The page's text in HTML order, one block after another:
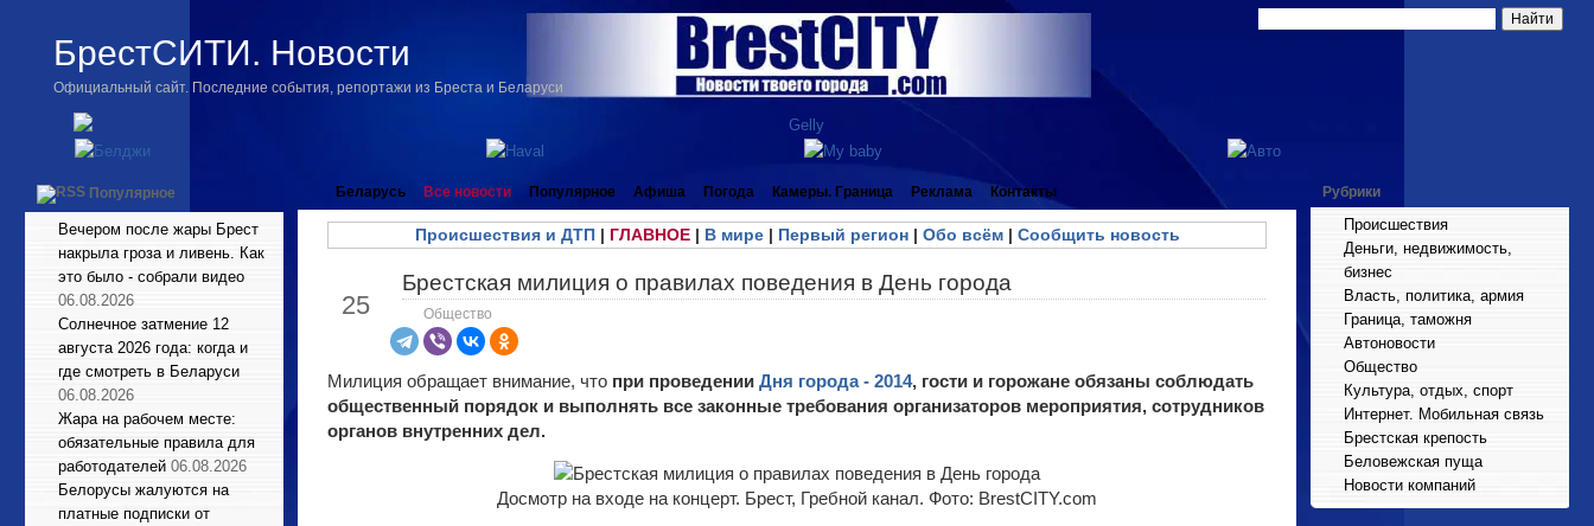
БрестСИТИ. Новости
Официальный сайт. Последние события, репортажи из Бреста и Беларуси
Популярное
Вечером после жары Брест
накрыла гроза и ливень. Как
это было - собрали видео
06.08.2026
Солнечное затмение 12
августа 2026 года: когда и
где смотреть в Беларуси
06.08.2026
Жара на рабочем месте:
обязательные правила для
работодателей 06.08.2026
Белорусы жалуются на
платные подписки от
Беларусь Все новости Популярное Афиша Погода Камеры. Граница Реклама Контакты
Происшествия и ДТП| ГЛАВНОЕ| В мире| Первый регион| Обо всём| Сообщить новость
25
Брестская милиция о правилах поведения в День города
Общество
Милиция обращает внимание, что при проведении Дня города - 2014, гости и горожане обязаны соблюдать
общественный порядок и выполнять все законные требования организаторов мероприятия, сотрудников
органов внутренних дел.
Досмотр на входе на концерт. Брест, Гребной канал. Фото: BrestCITY.com
Рубрики
Происшествия
Деньги, недвижимость,
бизнес
Власть, политика, армия
Граница, таможня
Автоновости
Общество
Культура, отдых, спорт
Интернет. Мобильная связь
Брестская крепость
Беловежская пуща
Новости компаний